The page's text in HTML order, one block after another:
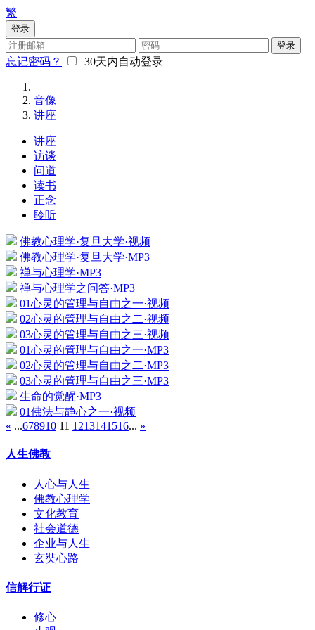
繁
登录
登录
忘记密码？ 30天内自动登录
音像
讲座
讲座
访谈
问道
读书
正念
聆听
佛教心理学·复旦大学·视频
佛教心理学·复旦大学·MP3
禅与心理学·MP3
禅与心理学之问答·MP3
01心灵的管理与自由之一·视频
02心灵的管理与自由之二·视频
03心灵的管理与自由之三·视频
01心灵的管理与自由之一·MP3
02心灵的管理与自由之二·MP3
03心灵的管理与自由之三·MP3
生命的觉醒·MP3
01佛法与静心之一·视频
« ...678910 11 1213141516... »
人生佛教
人心与人生
佛教心理学
文化教育
社会道德
企业与人生
玄奘心路
信解行证
修心